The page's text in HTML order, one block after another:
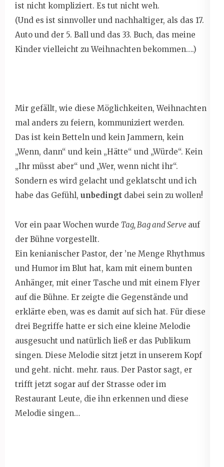
ist nicht kompliziert. Es tut nicht weh.
(Und es ist sinnvoller und nachhaltiger, als das 17.
Auto und der 5. Ball und das 33. Buch, das meine
Kinder vielleicht zu Weihnachten bekommen….)
Mir gefällt, wie diese Möglichkeiten, Weihnachten
mal anders zu feiern, kommuniziert werden.
Das ist kein Betteln und kein Jammern, kein
„Wenn, dann“ und kein „Hätte“ und „Würde“. Kein
„Ihr müsst aber“ und „Wer, wenn nicht ihr“.
Sondern es wird gelacht und geklatscht und ich
habe das Gefühl, unbedingt dabei sein zu wollen!
Vor ein paar Wochen wurde Tag, Bag and Serve auf
der Bühne vorgestellt.
Ein kenianischer Pastor, der ’ne Menge Rhythmus
und Humor im Blut hat, kam mit einem bunten
Anhänger, mit einer Tasche und mit einem Flyer
auf die Bühne. Er zeigte die Gegenstände und
erklärte eben, was es damit auf sich hat. Für diese
drei Begriffe hatte er sich eine kleine Melodie
ausgesucht und natürlich ließ er das Publikum
singen. Diese Melodie sitzt jetzt in unserem Kopf
und geht. nicht. mehr. raus. Der Pastor sagt, er
trifft jetzt sogar auf der Strasse oder im
Restaurant Leute, die ihn erkennen und diese
Melodie singen…